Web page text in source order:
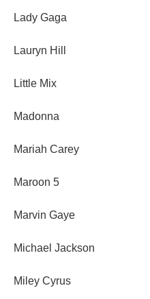
Lady Gaga
Lauryn Hill
Little Mix
Madonna
Mariah Carey
Maroon 5
Marvin Gaye
Michael Jackson
Miley Cyrus